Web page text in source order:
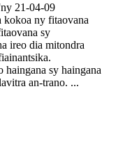
21-04-09
ny fitaovana
sy
ireo dia mitondra
sy haingana
an-trano. ...